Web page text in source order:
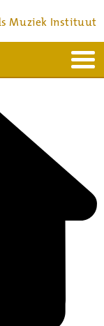
Muziek Instituut